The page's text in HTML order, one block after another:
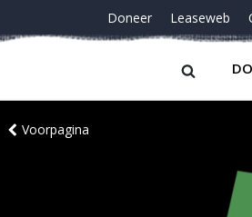
Doneer Leaseweb
Voorpagina